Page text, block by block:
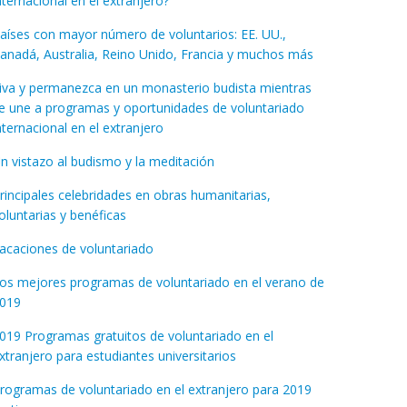
con mayor número de voluntarios: EE. UU.,
Australia, Reino Unido, Francia y muchos más
y permanezca en un monasterio budista mientras
une a programas y oportunidades de voluntariado
en el extranjero
vistazo al budismo y la meditación
celebridades en obras humanitarias,
y benéficas
de voluntariado
mejores programas de voluntariado en el verano de
Programas gratuitos de voluntariado en el
para estudiantes universitarios
de voluntariado en el extranjero para 2019